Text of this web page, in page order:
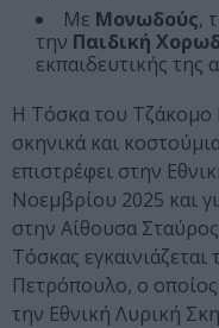
Με Μονωδούς,
την Παιδική
εκπαιδευτικής της
Η Τόσκα του Τζάκομο
σκηνικά και
επιστρέφει στην
Νοεμβρίου 2025 και
στην Αίθουσα
Τόσκας
Πετρόπουλο, ο
την Εθνική Λυρική